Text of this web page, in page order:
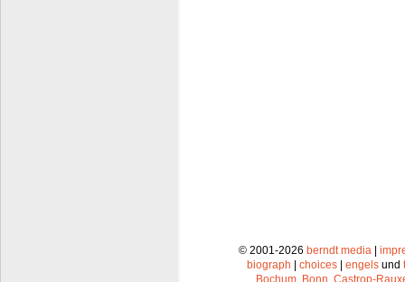
© 2001-2026 berndt media|
biograph
choices engels und
Bochum, Bonn, Castrop-